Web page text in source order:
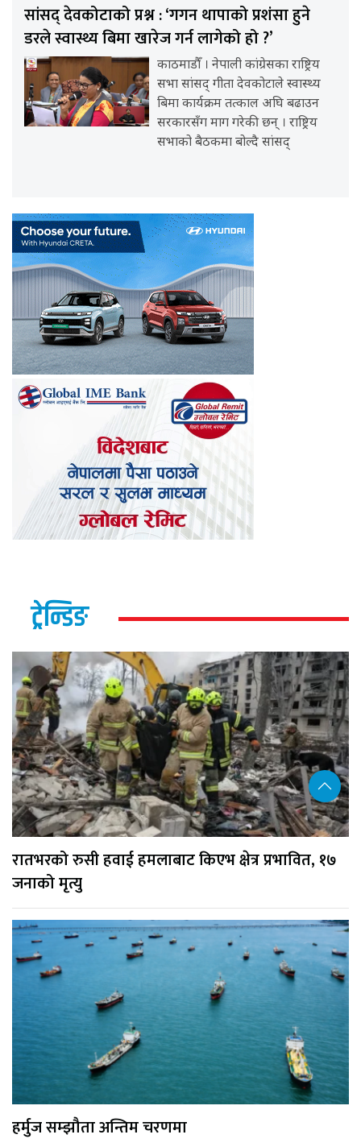
सांसद् देवकोटाको प्रश्न : ‘गगन थापाको प्रशंसा हुने
डरले स्वास्थ्य बिमा खारेज गर्न लागेको हो ?’
काठमाडौँ । नेपाली कांग्रेसका राष्ट्रिय
सभा सांसद् गीता देवकोटाले स्वास्थ्य
बिमा कार्यक्रम तत्काल अघि बढाउन
सरकारसँग माग गरेकी छन् । राष्ट्रिय
सभाको बैठकमा बोल्दै सांसद्
ट्रेन्डिङ
रातभरको रुसी हवाई हमलाबाट किएभ क्षेत्र प्रभावित, १७
जनाको मृत्यु
हर्मुज सम्झौता अन्तिम चरणमा